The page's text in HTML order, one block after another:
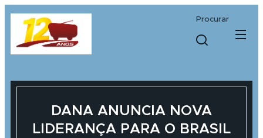
Procurar
DANA ANUNCIA NOVA
LIDERANÇA PARA O BRASIL